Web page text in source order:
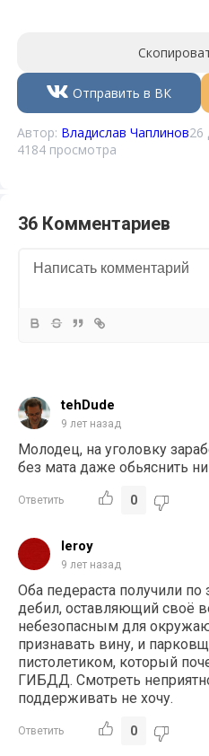
Отправить в ВК
Автор: Владислав Чаплинов26
4184 просмотра
36 Комментариев
tehDude
9 лет назад
Молодец, на уголовку
без мата даже обьяснить
Ответить 0
leroy
9 лет назад
Оба педераста получили
дебил, оставляющий своё
небезопасным для
признавать вину, и
пистолетиком, который
ГИБДД. Смотреть
поддерживать не хочу.
Ответить 0